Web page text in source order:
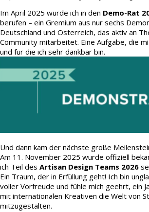
Im April 2025 wurde ich in den Demo-Rat
berufen – ein Gremium aus nur sechs
Deutschland und Österreich, das aktiv an
Community mitarbeitet. Eine Aufgabe, die
und für die ich sehr dankbar bin.
Und dann kam der nächste große
Am 11. November 2025 wurde offiziell
ich Teil des Artisan Design Teams 2026
Ein Traum, der in Erfüllung geht! Ich bin
voller Vorfreude und fühle mich geehrt, ein
mit internationalen Kreativen die Welt von
mitzugestalten.